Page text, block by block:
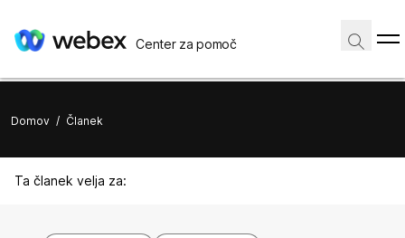
Center za pomoč
Domov / Članek
Ta članek velja za: